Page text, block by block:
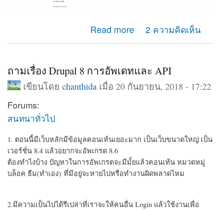
Read more
about คือมันขึ้นว่า น่าเสียดายคุณไม่สามารถเข้าถึงบัญชี
ของคุณ ตามที่แนบภาพไปค่ะมีวิธีแก้ไขไหมค่ะ
2 ความคิดเห็น
ถามเรื่อง Drupal 8 การอัพเดทและ API
เขียนโดย chanthidaเมื่อ 20 กันยายน, 2018 - 17:22
Forums:
สนทนาทั่วไป
1. ตอนนี้มีเว็บหลักมีข้อมูลคอนเท้นเยอะมาก เป็นเว็บขนาดใหญ่ เป็น
เวอร์ชั่น 8.4 แล้วอยากจะอัพเกรด 8.6
ต้องทำไงบ้าง ปัญหาในการอัพเกรดจะมีมั้ยแล้วคอนเท้น หมวดหมู่
บล็อค ธีม(ทำเอง) ที่มีอยู่จะหายไปหรือทำงานผิดพลาดไหม
2.มีความเป็นไปได้รึเปล่าที่เราจะให้คนอื่น Login แล้วใช้งานเพื่อ